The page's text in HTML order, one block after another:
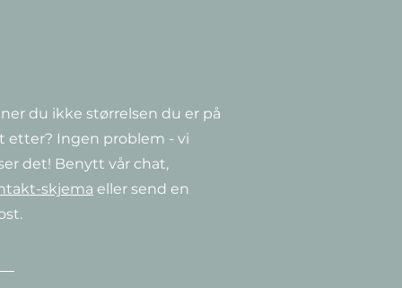
Hurtigvisning
Clematis ‘Guernsey Cream’
Pris
349,00 kr
Hurtigvisning
Clematis 'Niobe'
Pris
349,00 kr
Hurtigvisning
CorTen Watertable
Fra14 990,00 kr
Salgspris
du ikke størrelsen du er på
etter? Ingen problem - vi
det! Benytt vår chat,
skjema eller send en